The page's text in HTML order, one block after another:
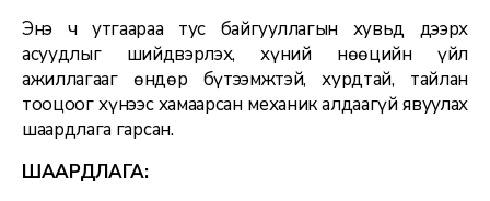
Энэ ч утгаараа тус байгууллагын хувьд дээрх
асуудлыг шийдвэрлэх, хүний нөөцийн үйл
ажиллагааг өндөр бүтээмжтэй, хурдтай, тайлан
тооцоог хүнээс хамаарсан механик алдаагүй явуулах
шаардлага гарсан.
ШААРДЛАГА: